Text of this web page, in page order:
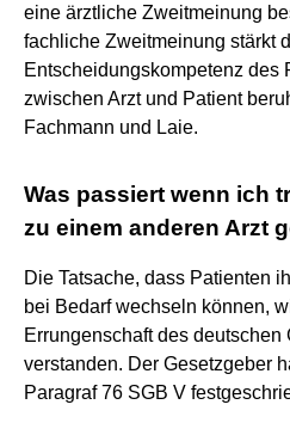
eine ärztliche Zweitmeinung
fachliche Zweitmeinung stärkt
Entscheidungskompetenz des
zwischen Arzt und Patient
Fachmann und Laie.
Was passiert wenn ich
zu einem anderen Arzt
Die Tatsache, dass Patienten
bei Bedarf wechseln können,
Errungenschaft des
verstanden. Der Gesetzgeber
Paragraf 76 SGB V